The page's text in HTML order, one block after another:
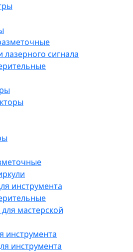
сигнала
инструмента
мастерской
инструмента
инструмента